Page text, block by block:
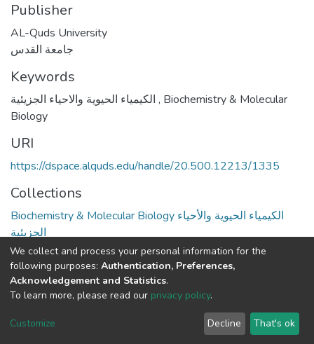
Publisher
AL-Quds University
جامعة القدس
Keywords
, Biochemistry & Molecular
Biology
URI
https://dspace.alquds.edu/handle/20.500.12213/1335
Collections
Biochemistry & Molecular Biology الكيمياء الحيوية والأحياء
الجزيئية
Full item page
Cookie
End User
Agreement
Send
Feedback
We collect and process your personal information for the
following purposes: Authentication, Preferences,
Acknowledgement and Statistics.
To learn more, please read our privacy policy.
Customize Decline That's ok